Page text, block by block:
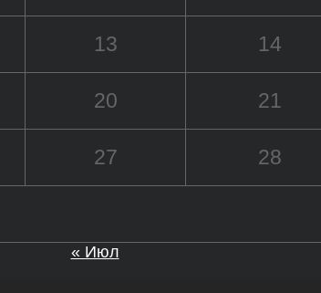
13 14
20 21
27 28
« Июл